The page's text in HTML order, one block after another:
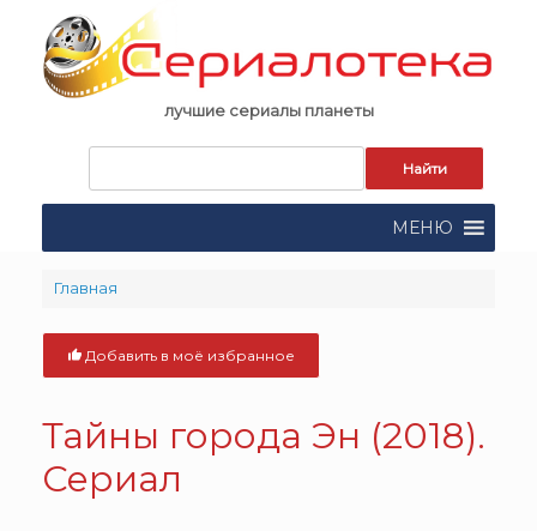
content
лучшие сериалы планеты
поиска:
МЕНЮ
Главная
Добавить в моё избранное
Тайны города Эн (2018).
Сериал